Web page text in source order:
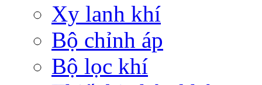
Xy lanh khí
Bộ chỉnh áp
Bộ lọc khí